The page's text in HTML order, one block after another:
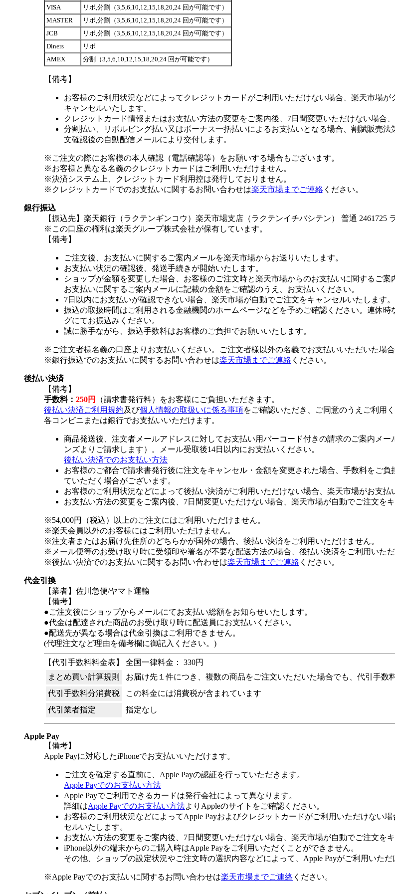
VISA
リボ,分割（3,5,6,10,12,15,18,20,24 回が可能です）
MASTER
リボ,分割（3,5,6,10,12,15,18,20,24 回が可能です）
JCB
リボ,分割（3,5,6,10,12,15,18,20,24 回が可能です）
Diners
リボ
AMEX
分割（3,5,6,10,12,15,18,20,24 回が可能です）
【備考】
お客様のご利用状況などによってクレジットカードがご利用いただけない場合、楽天市場
キャンセルいたします。
クレジットカード情報またはお支払い方法の変更をご案内後、7日間変更いただけない場合
分割払い、リボルビング払い又はボーナス一括払いによるお支払いとなる場合、割賦販売
文確認後の自動配信メールにより交付します。
※ご注文の際にお客様の本人確認（電話確認等）をお願いする場合もございます。
※お客様と異なる名義のクレジットカードはご利用いただけません。
※決済システム上、クレジットカード利用控は発行しておりません。
※クレジットカードでのお支払いに関するお問い合わせは楽天市場までご連絡 ください。
銀行振込
【振込先】楽天銀行（ラクテンギンコウ）楽天市場支店（ラクテンイチバシテン） 普通 2461725
※この口座の権利は楽天グループ株式会社が保有しています。
【備考】
ご注文後、お支払いに関するご案内メールを楽天市場からお送りいたします。
お支払い状況の確認後、発送手続きが開始いたします。
ショップが金額を変更した場合、お客様のご注文時と楽天市場からのお支払いに関するご案
お支払いに関するご案内メールに記載の金額をご確認のうえ、お支払いください。
7日以内にお支払いが確認できない場合、楽天市場が自動でご注文をキャンセルいたします。
振込の取扱時間はご利用される金融機関のホームページなどを予めご確認ください。連休
グにてお振込みください。
誠に勝手ながら、振込手数料はお客様のご負担でお願いいたします。
※ご注文者様名義の口座よりお支払いください。ご注文者様以外の名義でお支払いいただいた場
※銀行振込でのお支払いに関するお問い合わせは楽天市場までご連絡 ください。
後払い決済
【備考】
手数料： 250円
（請求書発行料）をお客様にご負担いただきます。
後払い決済ご利用規約及び個人情報の取扱いに係る事項をご確認いただき、ご同意のうえご利用く
各コンビニまたは銀行でお支払いいただけます。
商品発送後、注文者メールアドレスに対してお支払い用バーコード付きの請求のご案内メ
ンズよりご請求します）。メール受取後14日以内にお支払いください。
後払い決済でのお支払い方法
お客様のご都合で請求書発行後に注文をキャンセル・金額を変更された場合、手数料をご
ていただく場合がございます。
お客様のご利用状況などによって後払い決済がご利用いただけない場合、楽天市場がお支払
お支払い方法の変更をご案内後、7日間変更いただけない場合、楽天市場が自動でご注文をキ
※54,000円（税込）以上のご注文にはご利用いただけません。
※楽天会員以外のお客様にはご利用いただけません。
※注文者またはお届け先住所のどちらかが国外の場合、後払い決済をご利用いただけません。
※メール便等のお受け取り時に受領印や署名が不要な配送方法の場合、後払い決済をご利用いただ
※後払い決済でのお支払いに関するお問い合わせは楽天市場までご連絡 ください。
代金引換
【業者】佐川急便/ヤマト運輸
【備考】
●ご注文後にショップからメールにてお支払い総額をお知らせいたします。
●代金は配達された商品のお受け取り時に配送員にお支払いください。
●配送先が異なる場合は代金引換はご利用できません。
(代理注文など理由を備考欄に御記入ください。)
【代引手数料料金表】 全国一律料金： 330円
まとめ買い計算規則
お届け先１件につき、複数の商品をご注文いただいた場合でも、代引手数
代引手数料分消費税
この料金には消費税が含まれています
代引業者指定
指定なし
Apple Pay
【備考】
Apple Payに対応したiPhoneでお支払いいただけます。
ご注文を確定する直前に、Apple Payの認証を行っていただきます。
Apple Payでのお支払い方法
Apple Payでご利用できるカードは発行会社によって異なります。
詳細はApple Payでのお支払い方法よりAppleのサイトをご確認ください。
お客様のご利用状況などによってApple Payおよびクレジットカードがご利用いただけない
セルいたします。
お支払い方法の変更をご案内後、7日間変更いただけない場合、楽天市場が自動でご注文をキ
iPhone以外の端末からのご購入時はApple Payをご利用いただくことができません。
その他、ショップの設定状況やご注文時の選択内容などによって、Apple Payがご利用いただ
※Apple Payでのお支払いに関するお問い合わせは楽天市場までご連絡 ください。